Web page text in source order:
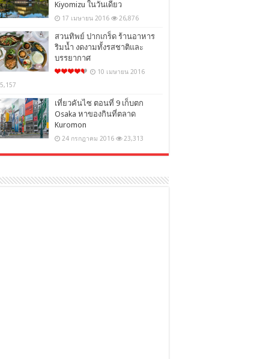
Kiyomizu ในวันเดียว
17 เมษายน 2016 26,876
สวนทิพย์ ปากเกร็ด ร้านอาหาร
ริมน้ำ งดงามทั้งรสชาติและ
บรรยากาศ
10 เมษายน 2016
เที่ยวคันไซ ตอนที่ 9 เก็บตก
Osaka หาของกินที่ตลาด
Kuromon
24 กรกฎาคม 2016 23,313